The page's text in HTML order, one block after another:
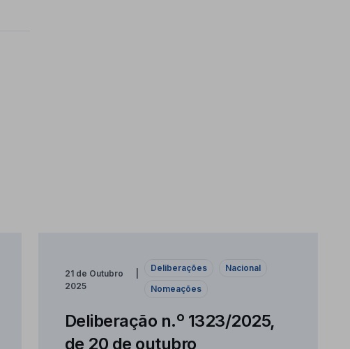
21 de Outubro
2025
Deliberações
Nacional
Nomeações
Deliberação n.º 1323/2025,
de 20 de outubro